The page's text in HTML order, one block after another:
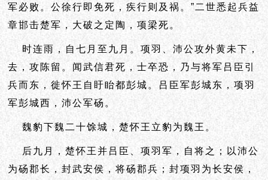
军必败。公徐行即免死，疾行则及祸。”二世悉起兵益
章邯击楚军，大破之定陶，项梁死。
时连雨，自七月至九月。项羽、沛公攻外黄未下，
去，攻陈留。闻武信君死，士卒恐，乃与将军吕臣引
兵而东，徙怀王自盱眙都彭城。吕臣军彭城东，项羽
军彭城西，沛公军砀。
魏豹下魏二十馀城，楚怀王立豹为魏王。
后九月，楚怀王并吕臣、项羽军，自将之；以沛公
为砀郡长，封武安侯，将砀郡兵；封项羽为长安侯，